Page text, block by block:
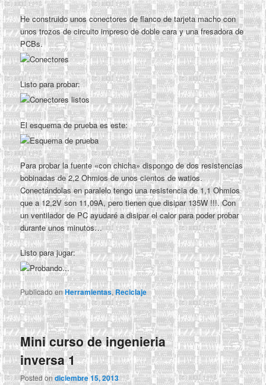
He construido unos conectores de flanco de tarjeta macho con
unos trozos de circuito impreso de doble cara y una fresadora de
PCBs.
Listo para probar:
El esquema de prueba es este:
Para probar la fuente «con chicha» dispongo de dos resistencias
bobinadas de 2,2 Ohmios de unos cientos de watios.
Conectándolas en paralelo tengo una resistencia de 1,1 Ohmios
que a 12,2V son 11,09A, pero tienen que disipar 135W !!!. Con
un ventilador de PC ayudaré a disipar el calor para poder probar
durante unos minutos…
Listo para jugar:
Publicado enHerramientas,Reciclaje
Mini curso de ingenieria
inversa 1
Posted ondiciembre 15, 2013